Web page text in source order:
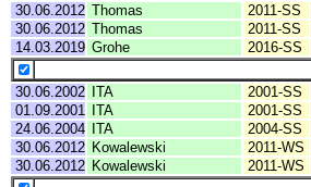
30.06.2012 Thomas 2011-SS
30.06.2012 Thomas 2011-SS
14.03.2019 Grohe 2016-SS
30.06.2002
ITA 2001-SS
01.09.2001
ITA 2001-SS
24.06.2004
ITA 2004-SS
30.06.2012 Kowalewski 2011-WS
30.06.2012 Kowalewski 2011-WS